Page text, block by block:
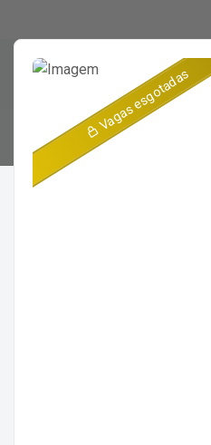
Vagas esgotadas